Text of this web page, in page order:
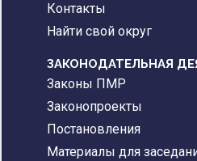
Контакты
Найти свой округ
ЗАКОНОДАТЕЛЬНАЯ
Законы ПМР
Законопроекты
Постановления
Материалы для